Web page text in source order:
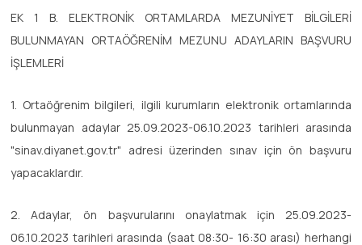
EK 1 B. ELEKTRONİK ORTAMLARDA MEZUNİYET BİLGİLERİ
BULUNMAYAN ORTAÖĞRENİM MEZUNU ADAYLARIN BAŞVURU
İŞLEMLERİ
1. Ortaöğrenim bilgileri, ilgili kurumların elektronik ortamlarında
bulunmayan adaylar 25.09.2023-06.10.2023 tarihleri arasında
"sinav.diyanet.gov.tr" adresi üzerinden sınav için ön başvuru
yapacaklardır.
2. Adaylar, ön başvurularını onaylatmak için 25.09.2023-
06.10.2023 tarihleri arasında (saat 08:30- 16:30 arası) herhangi